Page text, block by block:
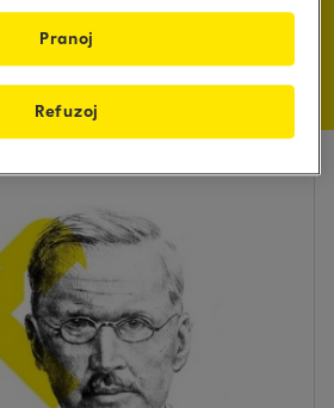
Mëso më shumë
Refuzoj
Pranoj